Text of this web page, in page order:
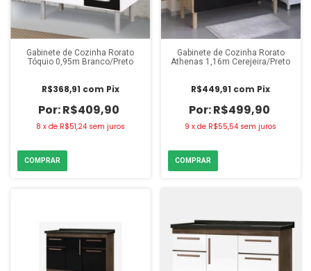
Gabinete de Cozinha Rorato
Tóquio 0,95m Branco/Preto
R$409,90
R$368,91 com Pix
8 x de R$51,24 sem juros
Gabinete de Cozinha Rorato
Athenas 1,16m Cerejeira/Preto
R$499,90
R$449,91 com Pix
9 xde R$55,54 sem juros